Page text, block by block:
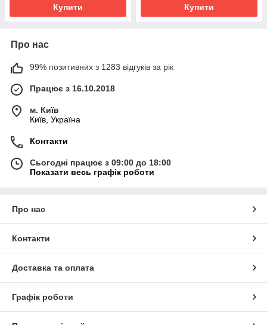
Купити Купити
Про нас
99% позитивних з 1283 відгуків за рік
Працює з 16.10.2018
м. Київ
Київ, Україна
Контакти
Сьогодні працює з 09:00 до 18:00
Показати весь графік роботи
Про нас
Контакти
Доставка та оплата
Графік роботи